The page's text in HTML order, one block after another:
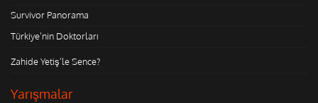
Survivor Panorama
Türkiye'nin Doktorları
Zahide Yetiş'le Sence?
Yarışmalar